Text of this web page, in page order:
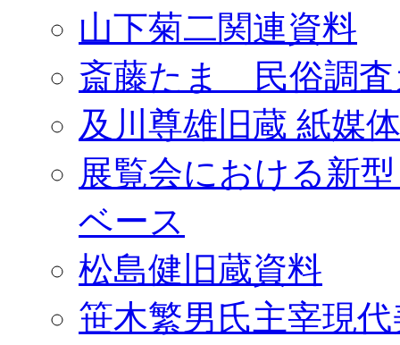
山下菊二関連資料
斎藤たま 民俗調査
及川尊雄旧蔵 紙媒
展覧会における新
ベース
松島健旧蔵資料
笹木繁男氏主宰現